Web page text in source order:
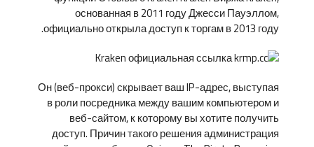
основанная в 2011 году Джесси Пауэллом,
официально открыла доступ к торгам в 2013 году.
Он (веб-прокси) скрывает ваш IP-адрес, выступая
в роли посредника между вашим компьютером и
веб-сайтом, к которому вы хотите получить
доступ. Причин такого решения администрация